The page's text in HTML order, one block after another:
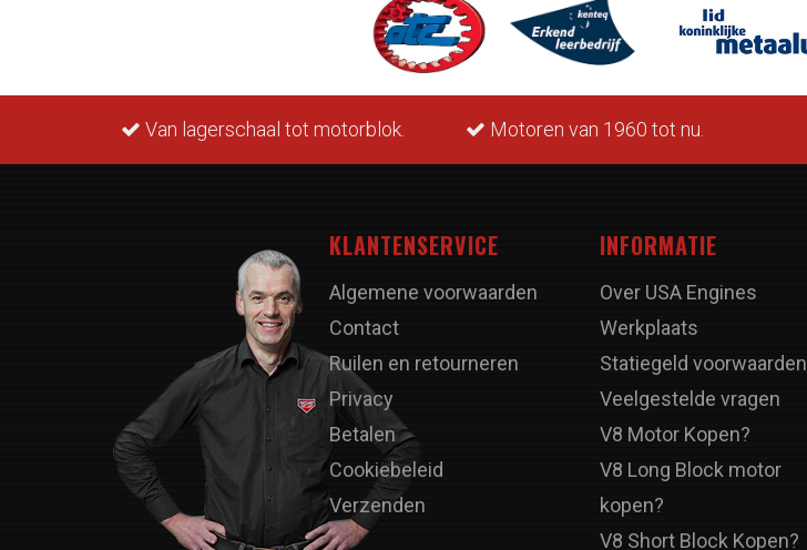
Van lagerschaal tot motorblok. Motoren van 1960 tot nu.
KLANTENSERVICE
Algemene voorwaarden
Contact
Ruilen en retourneren
Privacy
Betalen
Cookiebeleid
Verzenden
INFORMATIE
Over USA Engines
Werkplaats
Statiegeld voorwaarden
Veelgestelde vragen
V8 Motor Kopen?
V8 Long Block motor
kopen?
V8 Short Block Kopen?